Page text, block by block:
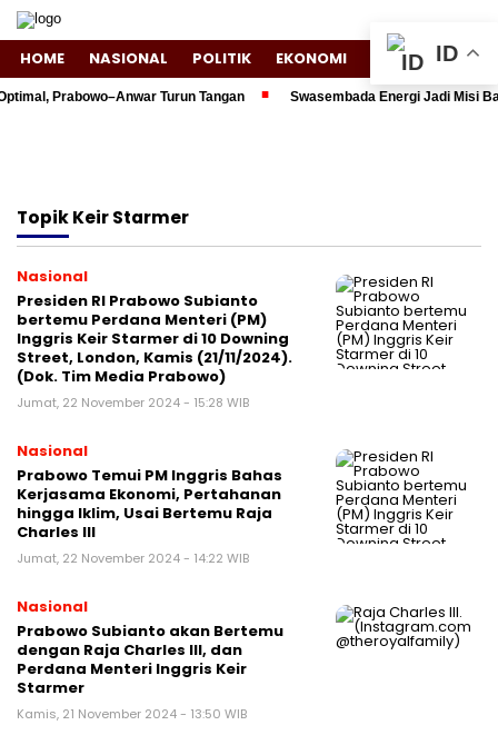
HOME NASIONAL POLITIK EKONOMI ENTERTAINMENT
Prabowo–Anwar Turun Tangan Swasembada Energi Jadi Misi
TopikKeir Starmer
Nasional
Presiden RI Prabowo Subianto
bertemu Perdana Menteri (PM)
Inggris Keir Starmer di 10 Downing
Street, London, Kamis (21/11/2024).
(Dok. Tim Media Prabowo)
Jumat, 22 November 2024 - 15:28 WIB
Nasional
Prabowo Temui PM Inggris Bahas
Kerjasama Ekonomi, Pertahanan
hingga Iklim, Usai Bertemu Raja
Charles III
Jumat, 22 November 2024 - 14:22 WIB
Nasional
Prabowo Subianto akan Bertemu
dengan Raja Charles III, dan
Perdana Menteri Inggris Keir
Starmer
Kamis, 21 November 2024 - 13:50 WIB
ID